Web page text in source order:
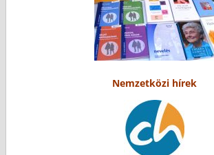
Nemzetközi hírek